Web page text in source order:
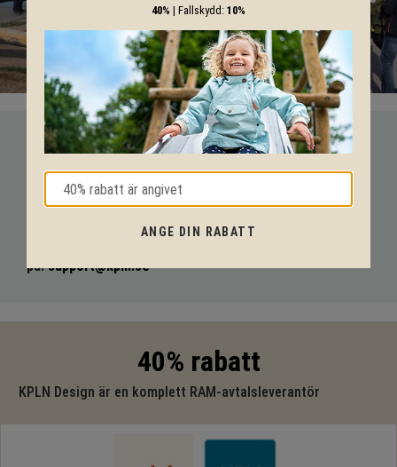
VI HJÄLPER DIG HELA VÄGEN!
Med vår mångåriga kunskap från produkter till säkerhet och
tekniska lösningar så hjälper vi dig igenom hela projektet.
på:support@kpln.se
40% rabatt
KPLN Design är en komplett RAM-avtalsleverantör
40% | Fallskydd: 10%
ANGE DIN RABATT